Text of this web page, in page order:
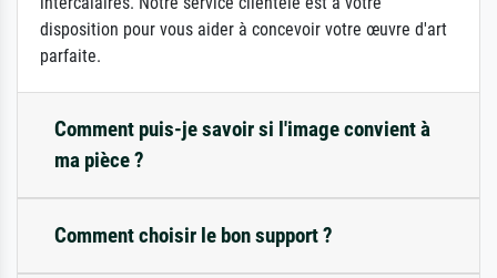
disposition pour vous aider à concevoir votre œuvre d'art
parfaite.
Comment puis-je savoir si l'image convient à
ma pièce ?
Comment choisir le bon support ?